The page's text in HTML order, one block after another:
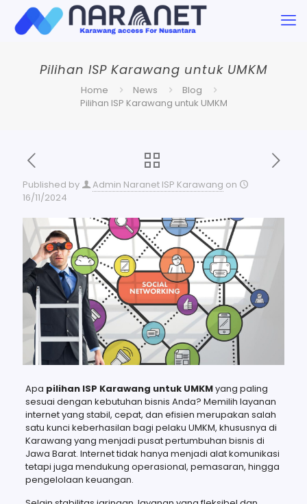
Pilihan ISP Karawang untuk UMKM
Home News
Blog
Pilihan ISP Karawang untuk UMKM
Published by Admin Naranet ISP Karawang on
16/11/2024
Apa pilihan ISP Karawang untuk UMKMyang paling
sesuai dengan kebutuhan bisnis Anda? Memilih layanan
internet yang stabil, cepat, dan efisien merupakan salah
satu kunci keberhasilan bagi pelaku UMKM, khususnya di
Karawang yang menjadi pusat pertumbuhan bisnis di
Jawa Barat. Internet tidak hanya menjadi alat komunikasi
tetapi juga mendukung operasional, pemasaran, hingga
pengelolaan keuangan.